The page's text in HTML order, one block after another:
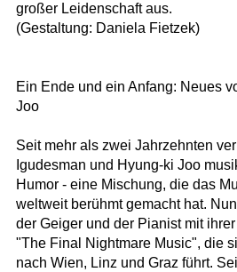
großer Leidenschaft aus.
(Gestaltung: Daniela Fietzek)
Ein Ende und ein Anfang: Neues
Joo
Seit mehr als zwei Jahrzehnten
Igudesman und Hyung-ki Joo
Humor - eine Mischung, die das
weltweit berühmt gemacht hat.
der Geiger und der Pianist mit
"The Final Nightmare Music", die
nach Wien, Linz und Graz führt.